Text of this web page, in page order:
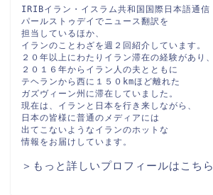
IRIBイラン・イスラム共和国国際日本語通信
パールストゥデイでニュース翻訳を
担当しているほか、
イランのことわざを週２回紹介しています。
２０年以上にわたりイラン滞在の経験があり、
２０１６年からイラン人の夫とともに
テヘランから西に１５０kmほど離れた
ガズヴィーン州に滞在していました。
現在は、イランと日本を行き来しながら、
日本の皆様に普通のメディアには
出てこないようなイランのホットな
情報をお届けしています。
＞もっと詳しいプロフィールはこちら